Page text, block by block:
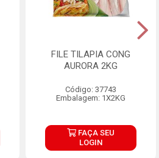
FILE TILAPIA CONG
AURORA 2KG
Código: 37743
Embalagem: 1X2KG
FAÇA SEU
LOGIN